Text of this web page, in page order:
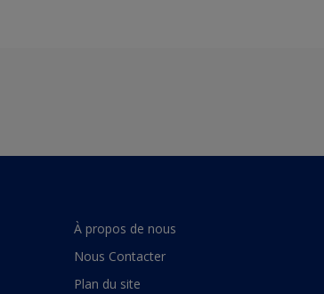
À propos de nous
Nous Contacter
Plan du site